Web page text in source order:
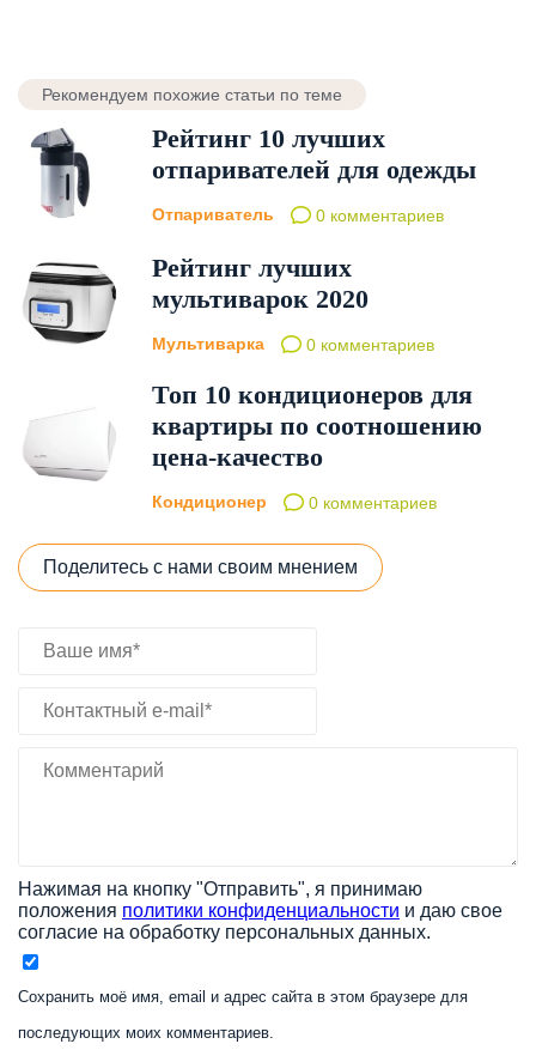
Рекомендуем похожие статьи по теме
Рейтинг 10 лучших
отпаривателей для одежды
Отпариватель 0 комментариев
Рейтинг лучших
мультиварок 2020
Мультиварка 0 комментариев
Топ 10 кондиционеров для
квартиры по соотношению
цена-качество
Кондиционер 0 комментариев
Поделитесь с нами своим мнением
Нажимая на кнопку "Отправить", я принимаю
положения политики конфиденциальности и даю свое
согласие на обработку персональных данных.
Сохранить моё имя, email и адрес сайта в этом браузере для
последующих моих комментариев.